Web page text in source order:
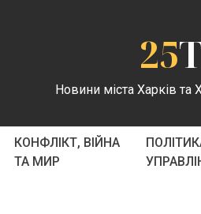
25
Новини міста Харків та
КОНФЛІКТ, ВІЙНА
ТА МИР